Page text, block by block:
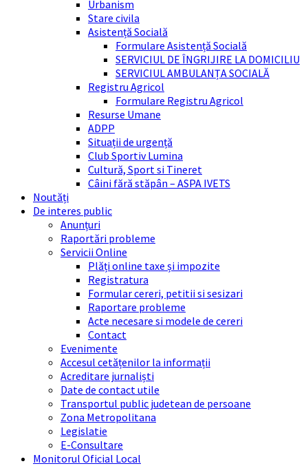
Urbanism
Stare civila
Asistență Socială
Formulare Asistență Socială
SERVICIUL DE ÎNGRIJIRE LA DOMICILIU
SERVICIUL AMBULANȚA SOCIALĂ
Registru Agricol
Formulare Registru Agricol
Resurse Umane
ADPP
Situații de urgență
Club Sportiv Lumina
Cultură, Sport si Tineret
Câini fără stăpân – ASPA IVETS
Noutăți
De interes public
Anunțuri
Raportări probleme
Servicii Online
Plăți online taxe și impozite
Registratura
Formular cereri, petitii si sesizari
Raportare probleme
Acte necesare si modele de cereri
Contact
Evenimente
Accesul cetățenilor la informații
Acreditare jurnaliști
Date de contact utile
Transportul public judetean de persoane
Zona Metropolitana
Legislatie
E-Consultare
Monitorul Oficial Local